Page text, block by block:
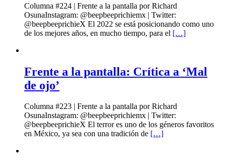
Columna #224 | Frente a la pantalla por Richard
OsunaInstagram: @beepbeeprichiemx | Twitter:
@beepbeeprichieX El 2022 se está posicionando como uno
de los mejores años, en mucho tiempo, para el […]
Frente a la pantalla: Crítica a ‘Mal
de ojo’
Columna #223 | Frente a la pantalla por Richard
OsunaInstagram: @beepbeeprichiemx | Twitter:
@beepbeeprichieX El terror es uno de los géneros favoritos
en México, ya sea con una tradición de […]